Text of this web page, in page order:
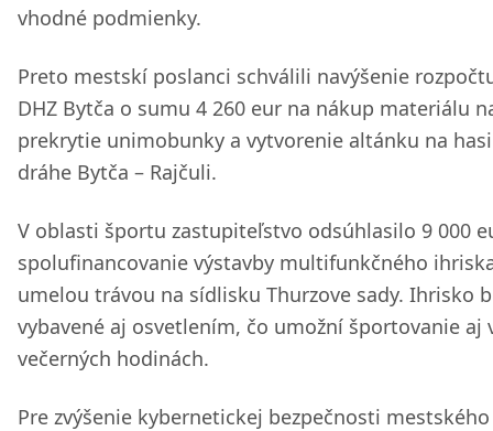
vhodné podmienky.
Preto mestskí poslanci schválili navýšenie
DHZ Bytča o sumu 4 260 eur na nákup materiálu
prekrytie unimobunky a vytvorenie altánku na
dráhe Bytča – Rajčuli.
V oblasti športu zastupiteľstvo odsúhlasilo 9 000
spolufinancovanie výstavby multifunkčného
umelou trávou na sídlisku Thurzove sady. Ihrisko
vybavené aj osvetlením, čo umožní športovanie aj
večerných hodinách.
Pre zvýšenie kybernetickej bezpečnosti mestského